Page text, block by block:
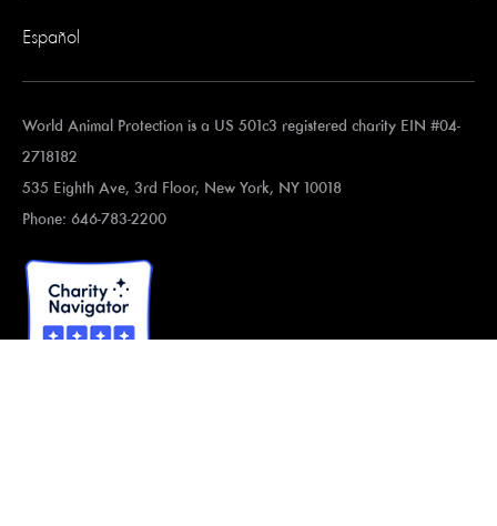
Español
World Animal Protection is a US 501c3 registered charity EIN #04-
2718182
535 Eighth Ave, 3rd Floor, New York, NY 10018
Phone: 646-783-2200